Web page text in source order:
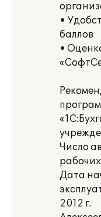
•
баллов
•
Число
рабочих
Дата
2012 г.